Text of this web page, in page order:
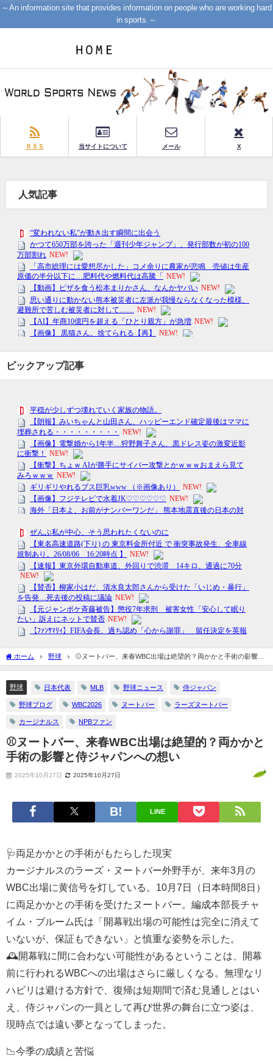
～An information site that provides information on people who are working hard
in sports.～
ＲＳＳ 当サイトについて メール X
人気記事
ピックアップ記事
ホーム 野球
⚾ヌートバー、来春WBC出場は絶望的？両かかと手術の影響と
侍ジャパンへの想い
野球 日本代表 MLB 野球ニュース 侍ジャパン
野球ブログ WBC2026 ヌートバー ラーズヌートバー
カージナルス NPBファン
⚾ヌートバー、来春WBC出場は絶望的？両かかと
手術の影響と侍ジャパンへの想い
2025年10月27日 2025年10月27日
LINE
🩺両足かかとの手術がもたらした現実
カージナルスのラーズ・ヌートバー外野手が、来年3月の
WBC出場に黄信号を灯している。10月7日（日本時間8日）
に両足かかとの手術を受けたヌートバー。編成本部長チャ
イム・ブルーム氏は「開幕戦出場の可能性は完全に消えて
いないが、保証もできない」と慎重な姿勢を示した。
🕰️開幕戦に間に合わない可能性があるということは、開幕
前に行われるWBCへの出場はさらに厳しくなる。無理なリ
ハビリは避ける方針で、復帰は短期間で済む見通しとはい
え、侍ジャパンの一員として再び世界の舞台に立つ姿は、
現時点では遠い夢となってしまった。
📉今季の成績と苦悩